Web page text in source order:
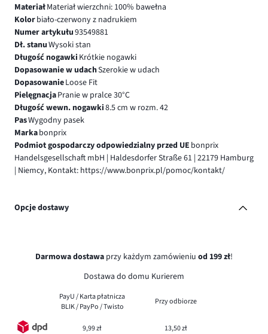
MateriałMateriał wierzchni: 100% bawełna
Kolorbiało-czerwony z nadrukiem
Numer artykułu93549881
Dł. stanuWysoki stan
Długość nogawki Krótkie nogawki
Dopasowanie w udachSzerokie w udach
DopasowanieLoose Fit
PielęgnacjaPranie w pralce 30°C
Długość wewn. nogawki8.5 cm w rozm. 42
PasWygodny pasek
Markabonprix
Podmiot gospodarczy odpowiedzialny przed UE bonprix
Handelsgesellschaft mbH | Haldesdorfer Straße 61 | 22179 Hamburg
| Niemcy, Kontakt: https://www.bonprix.pl/pomoc/kontakt/
Opcje dostawy
Darmowa dostawa przy każdym zamówieniu od 199 zł!
Dostawa do domu Kurierem
PayU / Karta płatnicza
BLIK / PayPo / Twisto
Przy odbiorze
9,99 zł 13,50 zł